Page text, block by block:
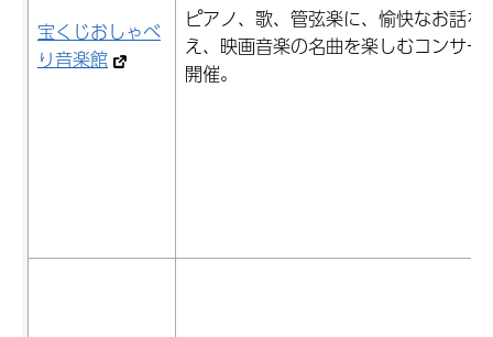
宝くじおしゃべ
り音楽館
ピアノ、歌、管弦楽に、愉快なお話を
え、映画音楽の名曲を楽しむコンサー
開催。